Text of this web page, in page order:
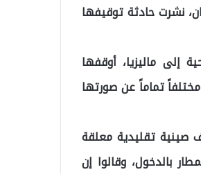
نشرت حادثة توقيفها
إلى ماليزيا، أوقفها
تماماً عن صورتها
صينية تقليدية معلقة
بالدخول، وقالوا إن